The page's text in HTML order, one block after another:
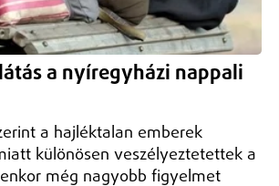
téren, a Városnapok keretében. A Sipkay
a nyíregyházi nappali
a hajléktalan emberek
különösen veszélyeztetettek a
még nagyobb figyelmet